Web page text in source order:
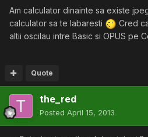
Am calculator dinainte sa existe
calculator sa te labaresti
Cred
altii oscilau intre Basic si OPUS pe
Quote
the_red
Posted April 15, 2013